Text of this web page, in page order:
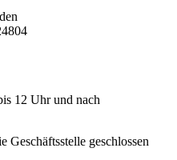
12 Uhr und nach
Geschäftsstelle geschlossen